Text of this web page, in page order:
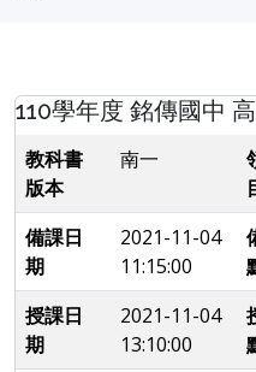
110學年度 銘傳國中
教科書
版本
南一
備課日
期
2021-11-04
11:15:00
授課日
期
2021-11-04
13:10:00